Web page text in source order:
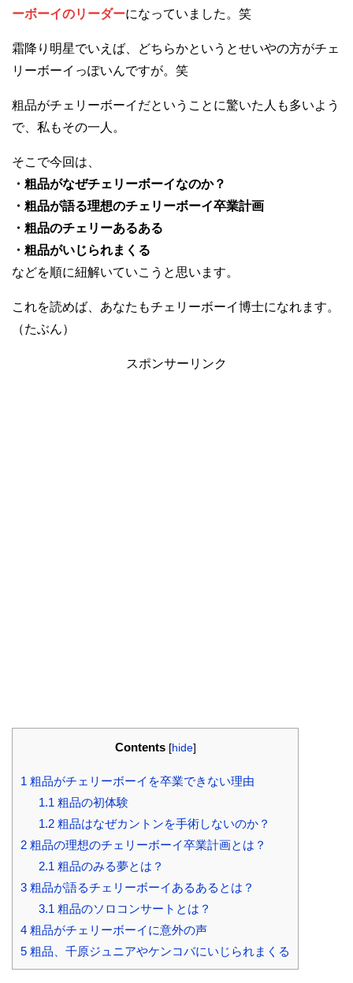
ーボーイのリーダーになっていました。笑
霜降り明星でいえば、どちらかというとせいやの方がチェ
リーボーイっぽいんですが。笑
粗品がチェリーボーイだということに驚いた人も多いよう
で、私もその一人。
そこで今回は、
・粗品がなぜチェリーボーイなのか？
・粗品が語る理想のチェリーボーイ卒業計画
・粗品のチェリーあるある
・粗品がいじられまくる
などを順に紐解いていこうと思います。
これを読めば、あなたもチェリーボーイ博士になれます。
（たぶん）
スポンサーリンク
Contents [hide]
1 粗品がチェリーボーイを卒業できない理由
1.1 粗品の初体験
1.2粗品はなぜカントンを手術しないのか？
2 粗品の理想のチェリーボーイ卒業計画とは？
2.1 粗品のみる夢とは？
3 粗品が語るチェリーボーイあるあるとは？
3.1 粗品のソロコンサートとは？
4 粗品がチェリーボーイに意外の声
5 粗品、千原ジュニアやケンコバにいじられまくる